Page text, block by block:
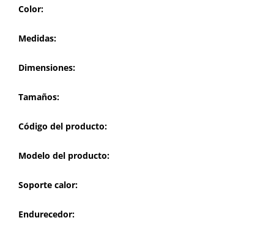
Color:
Medidas:
Dimensiones:
Tamaños:
Código del producto:
Modelo del producto:
Soporte calor:
Endurecedor: